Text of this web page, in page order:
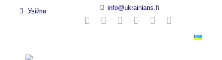
Увійти info@ukrainians.fi